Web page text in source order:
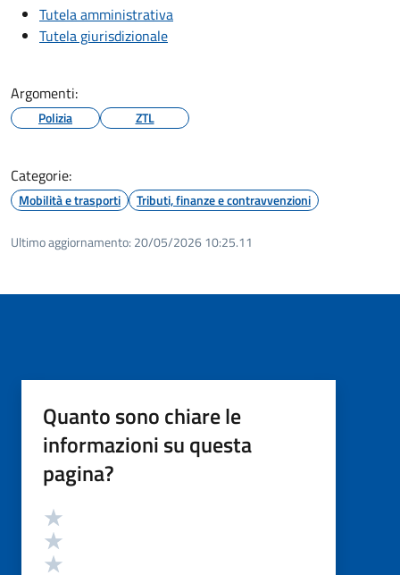
Tutela amministrativa
Tutela giurisdizionale
Argomenti:
Polizia ZTL
Categorie:
Mobilità e trasporti Tributi, finanze e contravvenzioni
Ultimo aggiornamento: 20/05/2026 10:25.11
Quanto sono chiare le
informazioni su questa
pagina?
Valutazione